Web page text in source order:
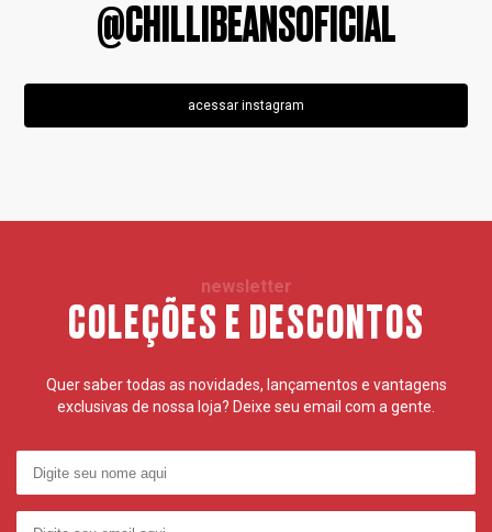
@CHILLIBEANSOFICIAL
acessar instagram
newsletter
COLEÇÕES E DESCONTOS
Quer saber todas as novidades, lançamentos e vantagens
exclusivas de nossa loja? Deixe seu email com a gente.